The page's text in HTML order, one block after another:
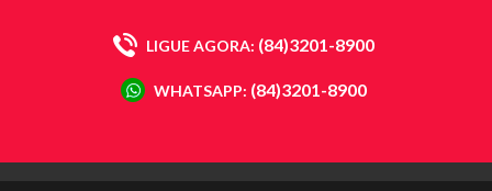
LIGUE AGORA: (84)3201-8900
WHATSAPP: (84)3201-8900